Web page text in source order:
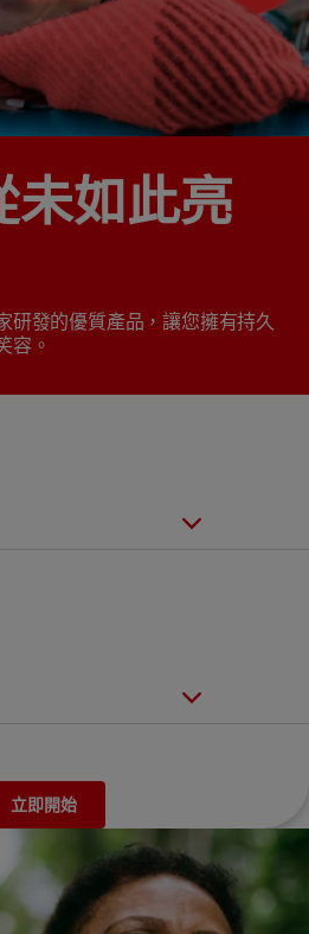
未如此亮
研發的優質產品，讓您擁有持久
容。
立即開始